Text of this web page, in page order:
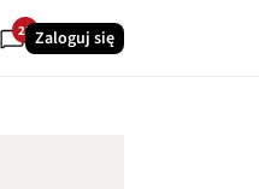
25Zaloguj się